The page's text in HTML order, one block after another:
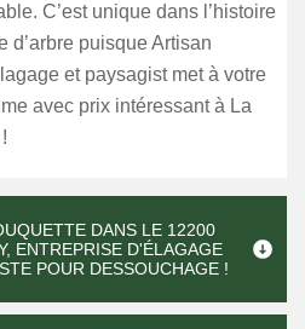
C’est unique dans l’histoire
d’arbre puisque Artisan
et paysagist met à votre
avec prix intéressant à La
DANS LE 12200
ENTREPRISE D'ÉLAGAGE
POUR DESSOUCHAGE !